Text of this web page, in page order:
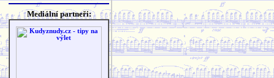
Mediální partneři: